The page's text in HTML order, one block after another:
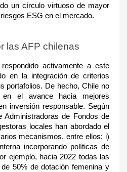
un círculo virtuoso de mayor
ESG en el mercado.
las AFP chilenas
activamente a este
en la integración de criterios
portafolios. De hecho, Chile no
el avance hacia mejores
inversión responsable. Según
Administradoras de Fondos de
locales han abordado el
mecanismos, entre ellos: i)
incorporando políticas de
ejemplo, hacia 2022 todas las
50% de dotación femenina y